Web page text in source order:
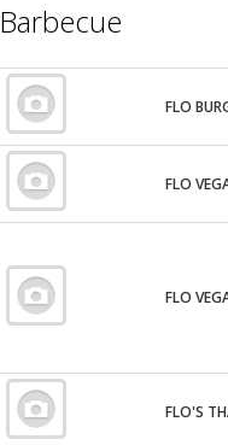
Barbecue
FLO
FLO
FLO
FLO'S